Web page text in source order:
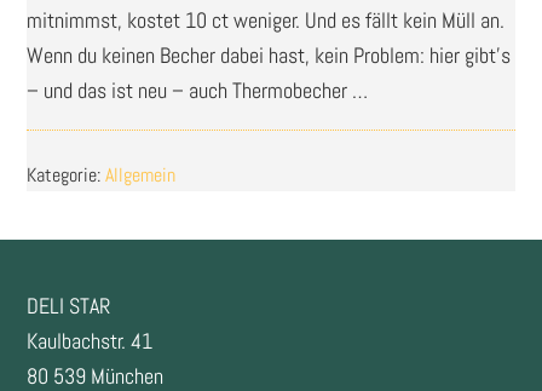
mitnimmst, kostet 10 ct weniger. Und es fällt kein Müll an.
Wenn du keinen Becher dabei hast, kein Problem: hier gibt’s
– und das ist neu – auch Thermobecher …
Kategorie:Allgemein
FOOTER
DELI STAR
Kaulbachstr. 41
80 539 München